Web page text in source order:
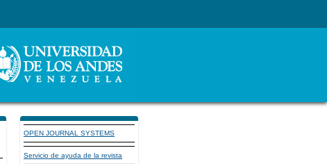
OPEN JOURNAL SYSTEMS
Servicio de ayuda de la revista